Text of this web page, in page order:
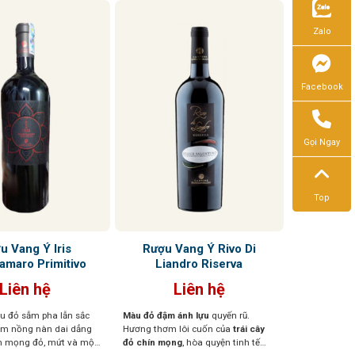
Vang Ý Iris
Primitivo
Liên hệ
đỏ sẫm pha lẫn sắc
nồng nàn dai dẳng
mọng đỏ, mứt và một
Rượu Vang Ý Rivo Di
Liandro Riserva
Liên hệ
Màu đỏ đậm ánh lựu quyến rũ.
Hương thơm lôi cuốn của trái cây
đỏ chín mọng, hòa quyện tinh tế
Zalo
Facebook
Gọi Ngay
Top